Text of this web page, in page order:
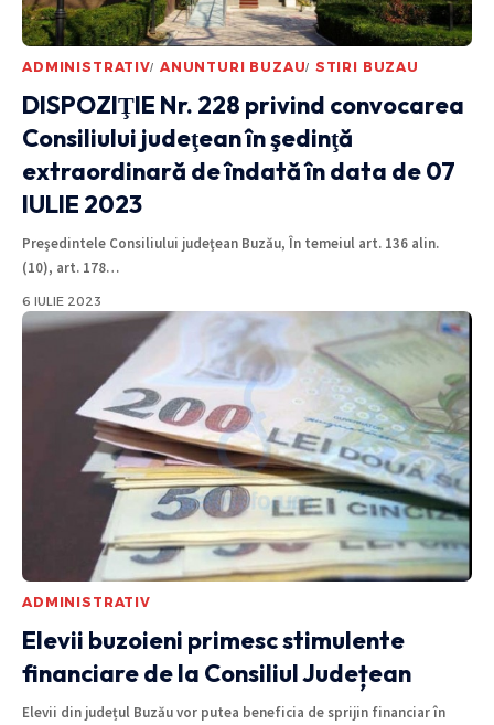
ADMINISTRATIV ANUNTURI BUZAU STIRI BUZAU
DISPOZIŢIE Nr. 228 privind convocarea
Consiliului judeţean în şedinţă
extraordinară de îndată în data de 07
IULIE 2023
Preşedintele Consiliului judeţean Buzău, În temeiul art. 136 alin.
(10), art. 178…
6 IULIE 2023
ADMINISTRATIV
Elevii buzoieni primesc stimulente
financiare de la Consiliul Județean
Elevii din județul Buzău vor putea beneficia de sprijin financiar în